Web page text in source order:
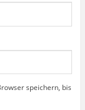
speichern, bis